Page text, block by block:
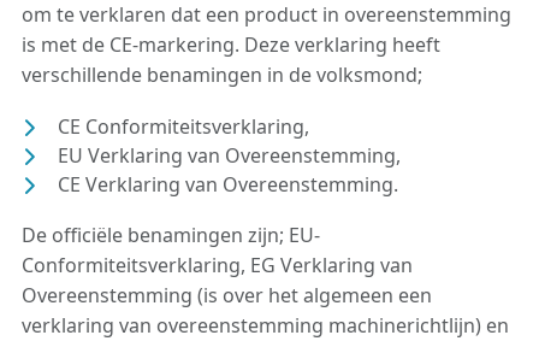
om te verklaren dat een product in overeenstemming
is met de CE-markering. Deze verklaring heeft
verschillende benamingen in de volksmond;
CE Conformiteitsverklaring,
EU Verklaring van Overeenstemming,
CE Verklaring van Overeenstemming.
De officiële benamingen zijn; EU-
Conformiteitsverklaring, EG Verklaring van
Overeenstemming (is over het algemeen een
verklaring van overeenstemming machinerichtlijn) en